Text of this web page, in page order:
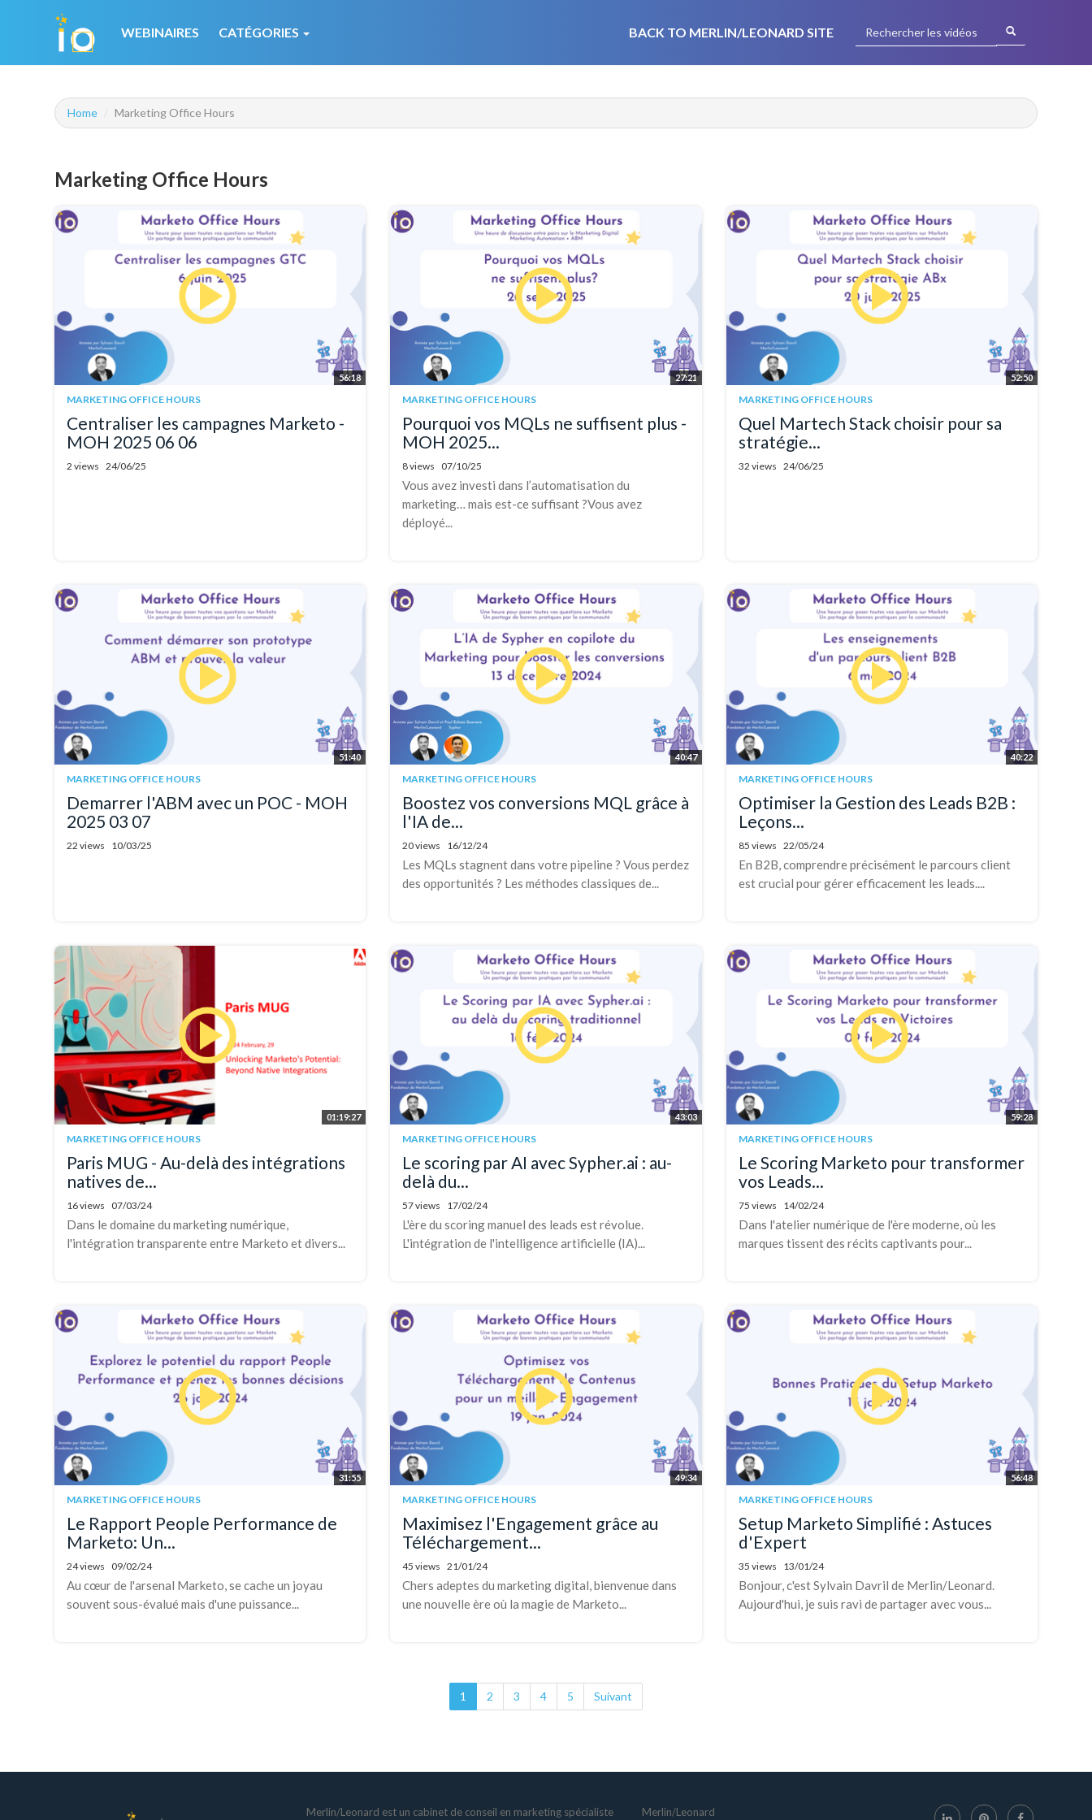
WEBINAIRES CATÉGORIES BACK TO MERLIN/LEONARD SITE
Home Marketing Office Hours
Marketing Office Hours
56:18
MARKETING OFFICE HOURS
Centraliser les campagnes Marketo -
MOH 2025 06 06
2 views 24/06/25
27:21
MARKETING OFFICE HOURS
Pourquoi vos MQLs ne suffisent plus -
MOH 2025...
8 views 07/10/25
Vous avez investi dans l’automatisation du
marketing… mais est-ce suffisant ?Vous avez
déployé...
52:50
MARKETING OFFICE HOURS
Quel Martech Stack choisir pour sa
stratégie...
32 views 24/06/25
51:40
MARKETING OFFICE HOURS
Demarrer l'ABM avec un POC - MOH
2025 03 07
22 views 10/03/25
40:47
MARKETING OFFICE HOURS
Boostez vos conversions MQL grâce à
l'IA de...
20 views 16/12/24
Les MQLs stagnent dans votre pipeline ? Vous perdez
des opportunités ? Les méthodes classiques de...
40:22
MARKETING OFFICE HOURS
Optimiser la Gestion des Leads B2B :
Leçons...
85 views 22/05/24
En B2B, comprendre précisément le parcours client
est crucial pour gérer efficacement les leads....
01:19:27
MARKETING OFFICE HOURS
Paris MUG - Au-delà des intégrations
natives de...
16 views 07/03/24
Dans le domaine du marketing numérique,
l'intégration transparente entre Marketo et divers...
43:03
MARKETING OFFICE HOURS
Le scoring par AI avec Sypher.ai : au-
delà du...
57 views 17/02/24
L'ère du scoring manuel des leads est révolue.
L'intégration de l'intelligence artificielle (IA)...
59:28
MARKETING OFFICE HOURS
Le Scoring Marketo pour transformer
vos Leads...
75 views 14/02/24
Dans l'atelier numérique de l'ère moderne, où les
marques tissent des récits captivants pour...
31:55
MARKETING OFFICE HOURS
Le Rapport People Performance de
Marketo: Un...
24 views 09/02/24
Au cœur de l'arsenal Marketo, se cache un joyau
souvent sous-évalué mais d'une puissance...
49:34
MARKETING OFFICE HOURS
Maximisez l'Engagement grâce au
Téléchargement...
45 views 21/01/24
Chers adeptes du marketing digital, bienvenue dans
une nouvelle ère où la magie de Marketo...
56:48
MARKETING OFFICE HOURS
Setup Marketo Simplifié : Astuces
d'Expert
35 views 13/01/24
Bonjour, c'est Sylvain Davril de Merlin/Leonard.
Aujourd'hui, je suis ravi de partager avec vous...
1 2 3 4 5 Suivant
Merlin/Leonard est un cabinet de conseil en marketing spécialiste
Merlin/Leonard